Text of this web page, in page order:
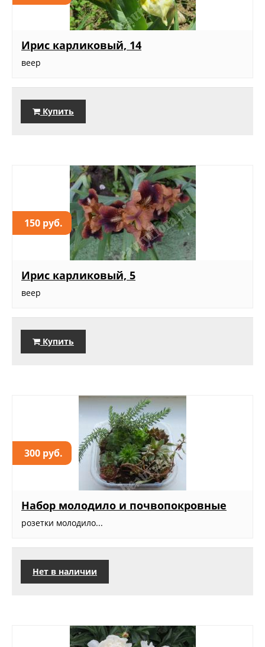
Ирис карликовый, 14
веер
Купить
150 руб.
Ирис карликовый, 5
веер
Купить
300 руб.
Набор молодило и почвопокровные
розетки молодило...
Нет в наличии